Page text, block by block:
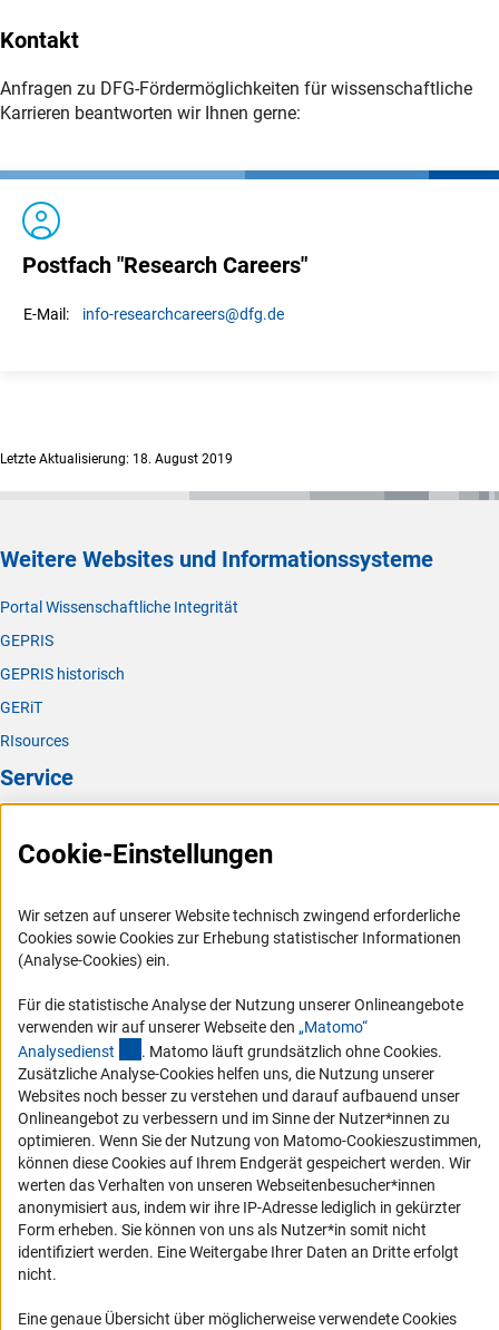
Kontakt
Anfragen zu DFG-Fördermöglichkeiten für wissenschaftliche
Karrieren beantworten wir Ihnen gerne:
Postfach "Research Careers"
E-Mail: info-researchcareers@dfg.de
Letzte Aktualisierung: 18. August 2019
Weitere Websites und Informationssysteme
Portal Wissenschaftliche Integrität
GEPRIS
GEPRIS historisch
GERiT
RIsources
Service
FAQ
Logo und Corporate Design
RSS-Feeds
Vergabeverfahren
Barrierefreiheit
Service und Informationen für Menschen mit Behinderungen
Erklärung zur Barrierefreiheit
Barriere melden
DFG-aktuell
Erhalten Sie Neuigkeiten aus der DFG direkt in Ihr Mailpostfach oder
schauen Sie sich die Ausgaben online an.
Cookie-Einstellungen
Wir setzen auf unserer Website technisch zwingend erforderliche
Cookies sowie Cookies zur Erhebung statistischer Informationen
(Analyse-Cookies) ein.
Für die statistische Analyse der Nutzung unserer Onlineangebote
verwenden wir auf unserer Webseite den „Matomo“
Analysedienst (externer Link)
. Matomo läuft grundsätzlich ohne Cookies.
Zusätzliche Analyse-Cookies helfen uns, die Nutzung unserer
Websites noch besser zu verstehen und darauf aufbauend unser
Onlineangebot zu verbessern und im Sinne der Nutzer*innen zu
optimieren. Wenn Sie der Nutzung von Matomo-Cookieszustimmen,
können diese Cookies auf Ihrem Endgerät gespeichert werden. Wir
werten das Verhalten von unseren Webseitenbesucher*innen
anonymisiert aus, indem wir ihre IP-Adresse lediglich in gekürzter
Form erheben. Sie können von uns als Nutzer*in somit nicht
identifiziert werden. Eine Weitergabe Ihrer Daten an Dritte erfolgt
nicht.
Eine genaue Übersicht über möglicherweise verwendete Cookies